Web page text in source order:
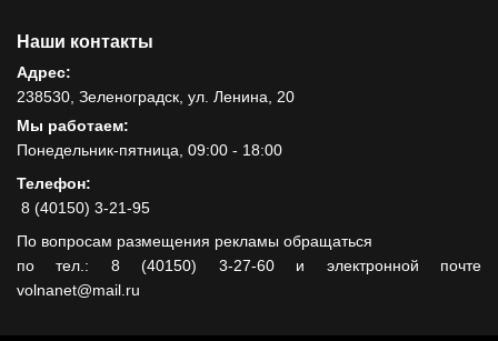
Наши контакты
Адрес:
238530, Зеленоградск, ул. Ленина, 20
Мы работаем:
Понедельник-пятница, 09:00 - 18:00
Телефон:
8 (40150) 3-21-95
По вопросам размещения рекламы обращаться
по тел.: 8 (40150) 3-27-60 и электронной почте
volnanet@mail.ru